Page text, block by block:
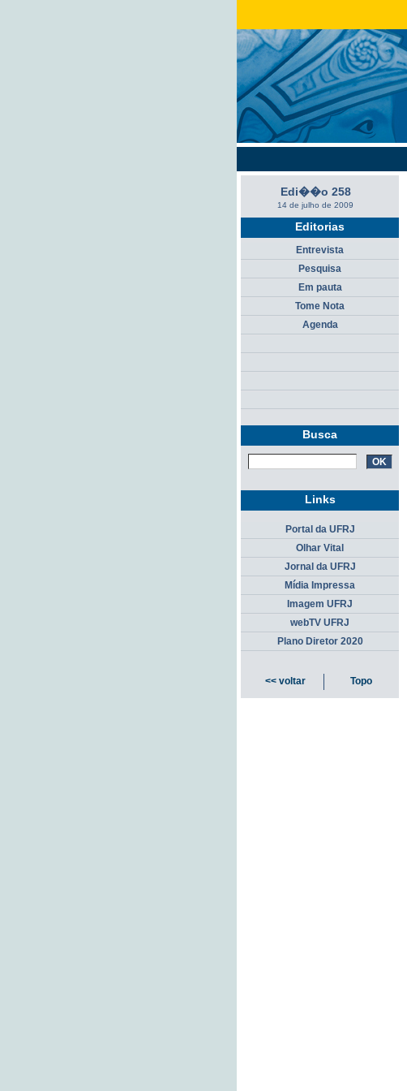
Edi��o 258
14 de julho de 2009
Editorias
Entrevista
Pesquisa
Em pauta
Tome Nota
Agenda
Busca
Links
Portal da UFRJ
Olhar Vital
Jornal da UFRJ
Mídia Impressa
Imagem UFRJ
webTV UFRJ
Plano Diretor 2020
<< voltar Topo